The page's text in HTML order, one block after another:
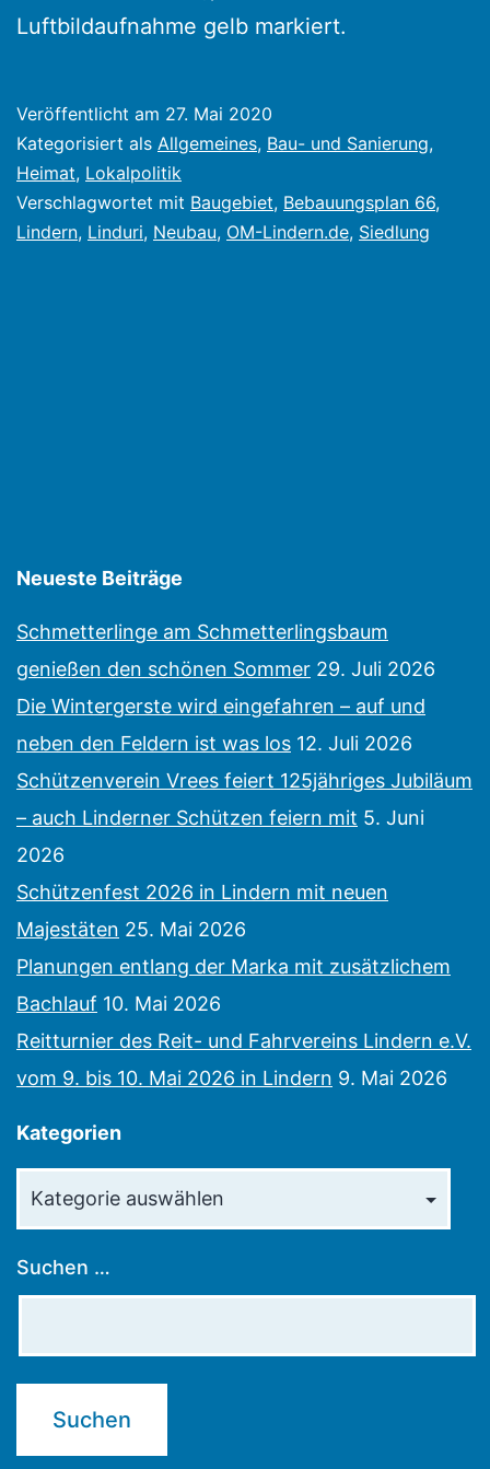
Luftbildaufnahme gelb markiert.
Veröffentlicht am 27. Mai 2020
Kategorisiert als Allgemeines, Bau- und Sanierung,
Heimat, Lokalpolitik
Verschlagwortet mit Baugebiet, Bebauungsplan 66,
Lindern, Linduri, Neubau, OM-Lindern.de, Siedlung
Neueste Beiträge
Schmetterlinge am Schmetterlingsbaum
genießen den schönen Sommer 29. Juli 2026
Die Wintergerste wird eingefahren – auf und
neben den Feldern ist was los 12. Juli 2026
Schützenverein Vrees feiert 125jähriges Jubiläum
– auch Linderner Schützen feiern mit 5. Juni
2026
Schützenfest 2026 in Lindern mit neuen
Majestäten 25. Mai 2026
Planungen entlang der Marka mit zusätzlichem
Bachlauf 10. Mai 2026
Reitturnier des Reit- und Fahrvereins Lindern e.V.
vom 9. bis 10. Mai 2026 in Lindern 9. Mai 2026
Kategorien
Suchen …